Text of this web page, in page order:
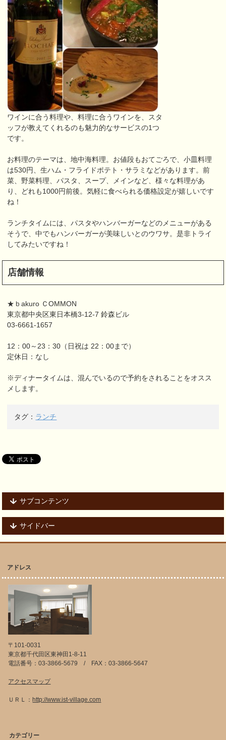
ワインに合う料理や、料理に合うワインを、スタ
ッフが教えてくれるのも魅力的なサービスの1つ
です。
お料理のテーマは、地中海料理。お値段もおてごろで、小皿料理
は530円、生ハム・フライドポテト・サラミなどがあります。前
菜、野菜料理、パスタ、スープ、メインなど、様々な料理があ
り、どれも1000円前後。気軽に食べられる価格設定が嬉しいです
ね！
ランチタイムには、パスタやハンバーガーなどのメニューがある
そうで、中でもハンバーガーが美味しいとのウワサ。是非トライ
してみたいですね！
店舗情報
★ｂakuro ＣOMMON
東京都中央区東日本橋3-12-7 鈴森ビル
03-6661-1657
12：00～23：30（日祝は 22：00まで）
定休日：なし
※ディナータイムは、混んでいるので予約をされることをオスス
メします。
タグ： ランチ
サブコンテンツ
サイドバー
アドレス
〒101-0031
東京都千代田区東神田1-8-11
電話番号：03-3866-5679 / FAX：03-3866-5647
アクセスマップ
ＵＲＬ：http://www.ist-village.com
カテゴリー